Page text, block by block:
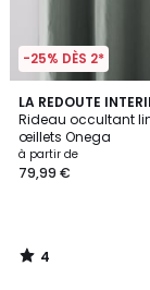
-25% DÈS 2*
LA REDOUTE
Rideau occultant
œillets Onega
à partir de
79,99 €
4
/
5
12
Couleurs
4
/